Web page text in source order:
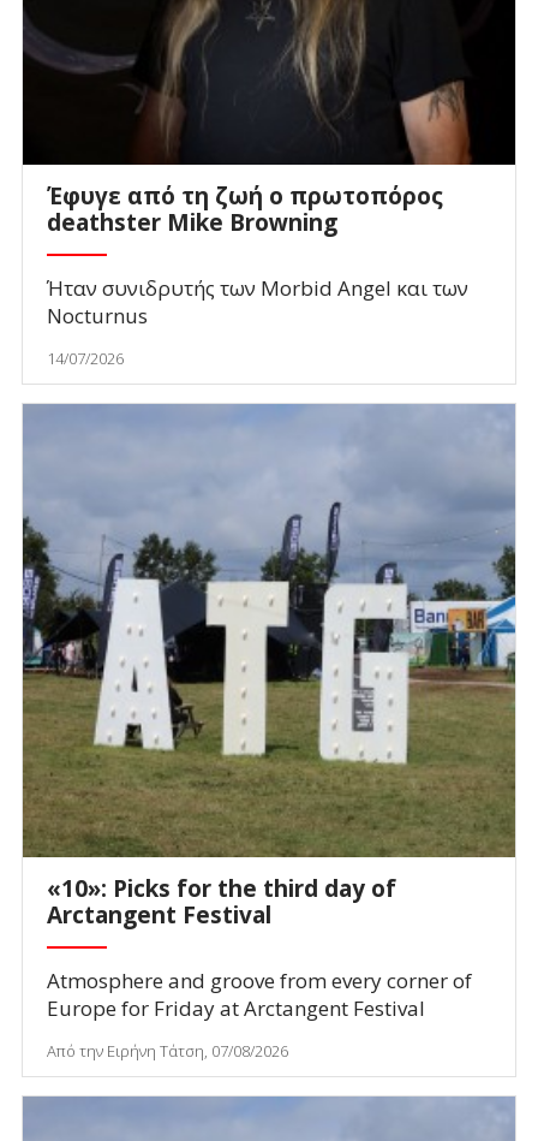
Έφυγε από τη ζωή ο πρωτοπόρος
deathster Mike Browning
Ήταν συνιδρυτής των Morbid Angel και των
Nocturnus
14/07/2026
«10»: Picks for the third day of
Arctangent Festival
Atmosphere and groove from every corner of
Europe for Friday at Arctangent Festival
Από την Ειρήνη Τάτση, 07/08/2026